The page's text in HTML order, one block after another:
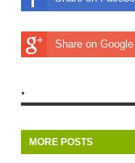
Share on
.
MORE POSTS